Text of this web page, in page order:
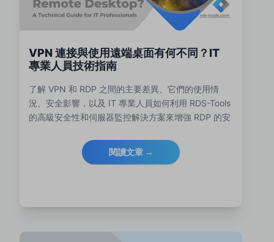
VPN 連接與使用遠端桌面有何不同？IT
專業人員技術指南
了解 VPN 和 RDP 之間的主要差異、它們的使用情
況、安全影響，以及 IT 專業人員如何利用 RDS-Tools
的高級安全性和伺服器監控解決方案來增強 RDP 的安
閱讀文章 →